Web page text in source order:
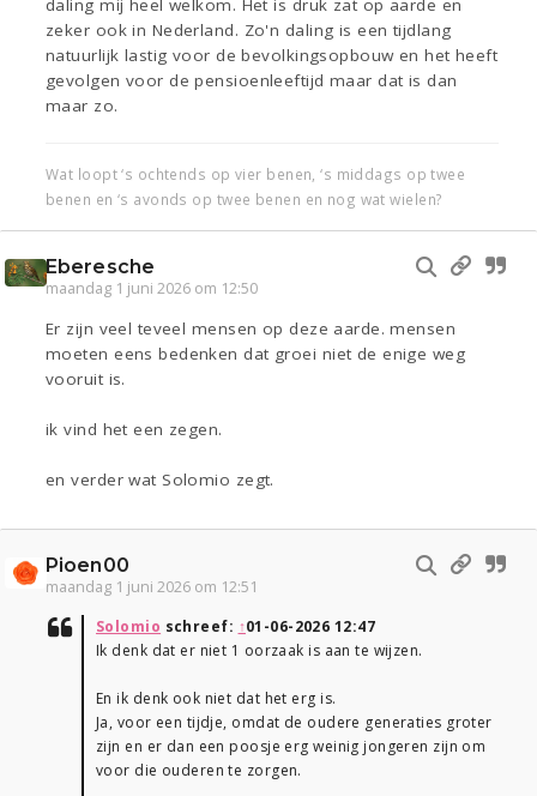
zeker ook in Nederland. Zo'n daling is een tijdlang
natuurlijk lastig voor de bevolkingsopbouw en het heeft
gevolgen voor de pensioenleeftijd maar dat is dan
maar zo.
Wat loopt ‘s ochtends op vier benen, ‘s middags op twee
benen en ‘s avonds op twee benen en nog wat wielen?
Eberesche
maandag 1 juni 2026 om 12:50
Er zijn veel teveel mensen op deze aarde. mensen
moeten eens bedenken dat groei niet de enige weg
vooruit is.
ik vind het een zegen.
en verder wat Solomio zegt.
Pioen00
maandag 1 juni 2026 om 12:51
Solomio schreef: ↑01-06-2026 12:47
Ik denk dat er niet 1 oorzaak is aan te wijzen.
En ik denk ook niet dat het erg is.
Ja, voor een tijdje, omdat de oudere generaties groter
zijn en er dan een poosje erg weinig jongeren zijn om
voor die ouderen te zorgen.